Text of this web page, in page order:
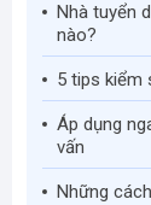
Nhà tuyển
nào?
5 tips kiểm
Áp dụng
vấn
Những